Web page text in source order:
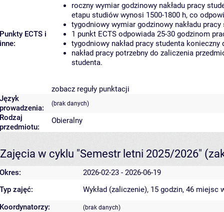
Punkty ECTS i
inne:
roczny wymiar godzinowy nakładu pracy
etapu studiów wynosi 1500-1800 h, co
tygodniowy wymiar godzinowy nakładu
1 punkt ECTS odpowiada 25-30 godzinom
tygodniowy nakład pracy studenta
nakład pracy potrzebny do zaliczenia
studenta.
zobacz reguły punktacji
Język
prowadzenia:
(brak danych)
Rodzaj
przedmiotu:
Obieralny
Zajęcia w cyklu "Semestr letni 2025/2026"
Okres:
2026-02-23 - 2026-06-19
Typ zajęć:
Wykład (zaliczenie), 15 godzin, 46 miejsc
Koordynatorzy:
(brak danych)